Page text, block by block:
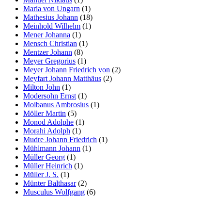
Maria von Ungarn (1)
Mathesius Johann (18)
Meinhold Wilhelm (1)
Mener Johanna (1)
Mensch Christian (1)
Mentzer Johann (8)
Meyer Gregorius (1)
Meyer Johann Friedrich von (2)
Meyfart Johann Matthäus (2)
Milton John (1)
Modersohn Ernst (1)
Moibanus Ambrosius (1)
Möller Martin (5)
Monod Adolphe (1)
Morahi Adolph (1)
Mudre Johann Friedrich (1)
Mühlmann Johann (1)
Müller Georg (1)
Müller Heinrich (1)
Müller J. S. (1)
Münter Balthasar(2)
Musculus Wolfgang (6)